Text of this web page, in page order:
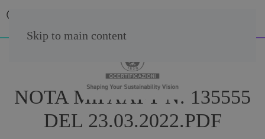
Skip to main content
NOTA MIPAAFT N. 135555
DEL 23.03.2022.PDF